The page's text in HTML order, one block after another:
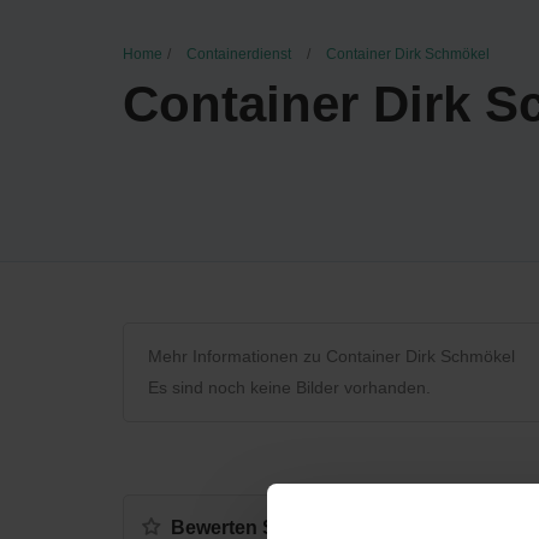
Home Containerdienst Container Dirk Schmökel
Container Dirk
Mehr Informationen zu Container Dirk Schmökel
Es sind noch keine Bilder vorhanden.
Bewerten Sie uns